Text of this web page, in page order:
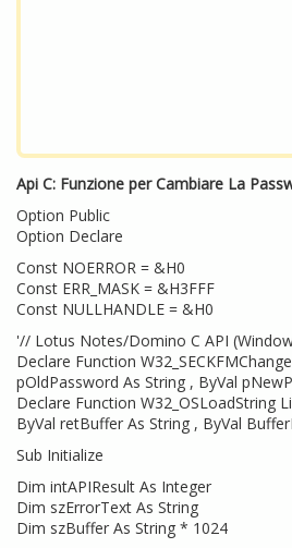
Api C: Funzione per Cambiare La
Option Public
Option Declare
Const NOERROR = &H0
Const ERR_MASK = &H3FFF
Const NULLHANDLE = &H0
'// Lotus Notes/Domino C API
Declare Function
pOldPassword As String , ByVal
Declare Function W32_OSLoadString
ByVal retBuffer As String , ByVal
Sub Initialize
Dim intAPIResult As Integer
Dim szErrorText As String
Dim szBuffer As String * 1024